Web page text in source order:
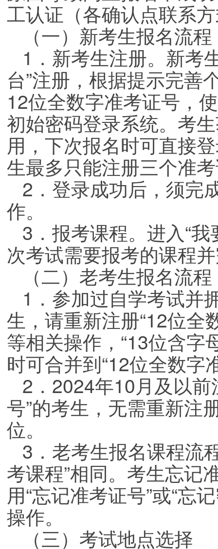
工认证（各确认点联系
（一）新考生报名流程
1．新考生注册。新考
台”注册，根据提示完善
12位全数字准考证号，
初始密码登录系统。考
用，下次报名时可直接
生最多只能注册三个准
2．登录成功后，须完
作。
3．报考课程。进入“
次考试需要报考的课程
（二）老考生报名流程
1．参加过自学考试并
生，请重新注册“12位全
等相关操作，“13位含字
时可合并到“12位全数字
2．2024年10月及以
号”的考生，无需重新注
位。
3．老考生报名课程流
考课程”相同。考生忘记
用“忘记准考证号”或“忘
操作。
（三）考试地点选择